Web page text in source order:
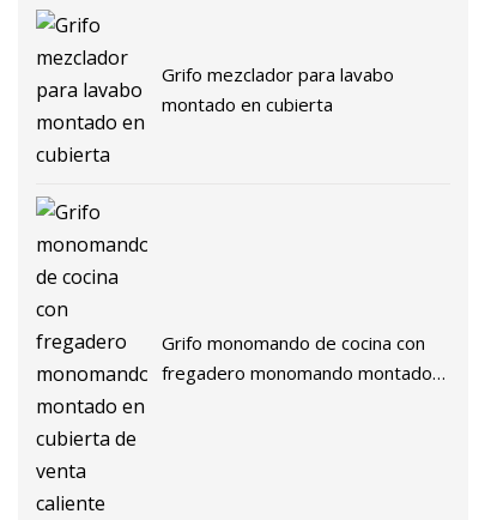
Grifo mezclador para lavabo
montado en cubierta
Grifo monomando de cocina con
fregadero monomando montado